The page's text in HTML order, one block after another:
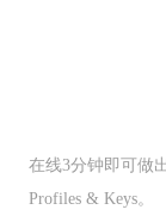
在线3分钟即可做
Profiles & Keys。